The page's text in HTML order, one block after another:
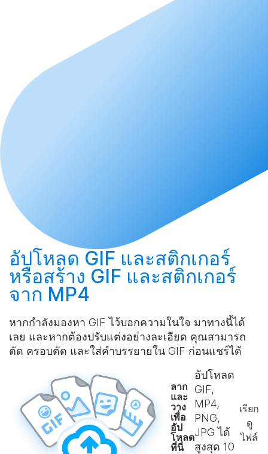
อัปโหลด GIF และสติกเกอร์
หรือสร้าง GIF และสติกเกอร์
จาก MP4
หากกำลังมองหา GIF ไว้บอกความในใจ มาทางนี้ได้
เลย และหากต้องปรับแต่งอย่างละเอียด คุณสามารถ
ตัด ครอบตัด และใส่คําบรรยายใน GIF ก่อนแชร์ได้
ลาก
และ
วาง
เพื่อ
อัป
โหลด
ที่นี่
อัปโหลด
GIF,
MP4,
PNG,
JPG ได้
สูงสุด 10
เรียก
ดู
ไฟล์